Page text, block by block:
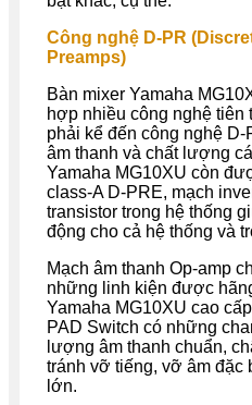
Công nghệ D-PR
Preamps)
Bàn mixer Yamaha
hợp nhiều công nghệ tiên
phải kể đến công nghệ
âm thanh và chất lượng
Yamaha MG10XU còn
class-A D-PRE, mạch
transistor trong hệ thống
động cho cả hệ thống và
Mạch âm thanh Op-amp
những linh kiện được
Yamaha MG10XU cao
PAD Switch có những
lượng âm thanh chuẩn,
tránh vỡ tiếng, vỡ âm đặc
lớn.